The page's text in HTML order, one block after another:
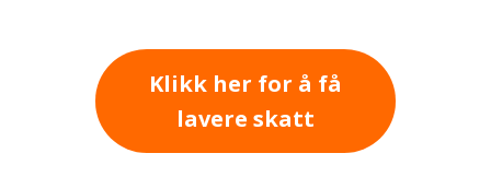
Klikk her for å få
lavere skatt